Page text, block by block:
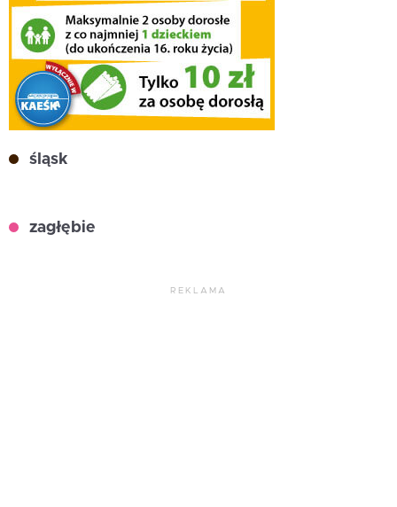
śląsk
zagłębie
REKLAMA